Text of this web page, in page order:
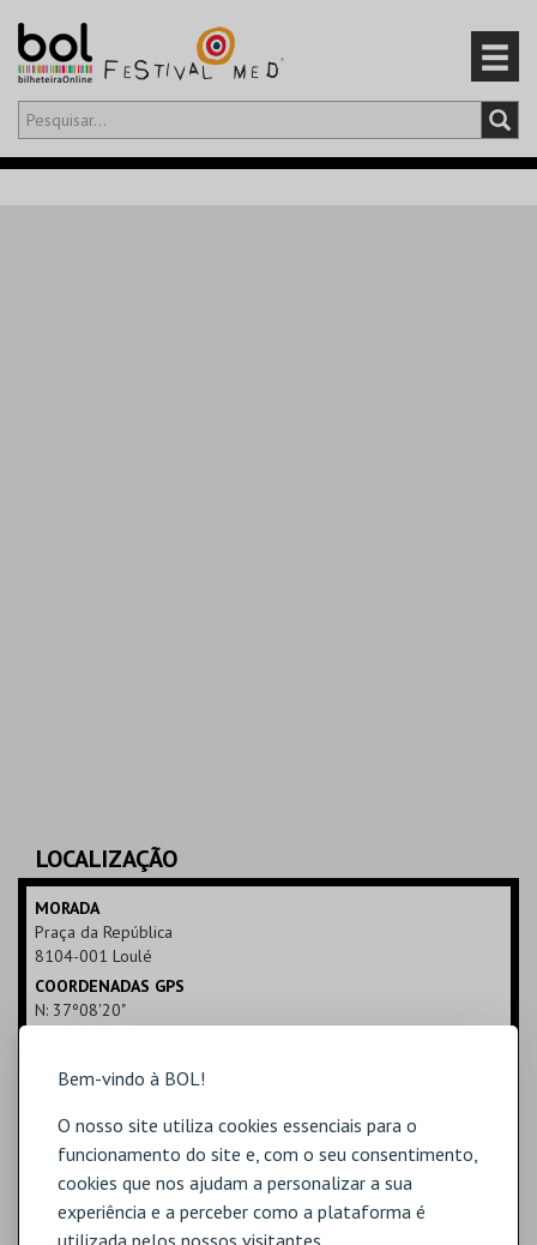
Bem-vindo à BOL!
O nosso site utiliza cookies essenciais para o
funcionamento do site e, com o seu consentimento,
cookies que nos ajudam a personalizar a sua
experiência e a perceber como a plataforma é
utilizada pelos nossos visitantes.
Olá,iniciar sessão
LOCALIZAÇÃO
MORADA
Praça da República
8104-001 Loulé
COORDENADAS GPS
N: 37º08'20"